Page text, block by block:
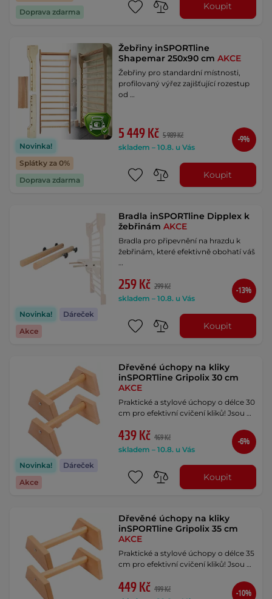
Doprava zdarma
Koupit
Novinka!
Splátky za 0%
Doprava zdarma
Žebřiny inSPORTline
Shapemar 250x90 cmAKCE
Žebřiny pro standardní místnosti,
profilovaný výřez zajišťující rozestup
od …
5 449 Kč 5 989 Kč
skladem – 10.8. u Vás
-9%
Koupit
Novinka!
Dáreček
Akce
Bradla inSPORTline Dipplex k
žebřinámAKCE
Bradla pro připevnění na hrazdu k
žebřinám, které efektivně obohatí váš
…
259 Kč 299 Kč
skladem – 10.8. u Vás
-13%
Koupit
Novinka!
Dáreček
Akce
Dřevěné úchopy na kliky
inSPORTline Gripolix 30 cm
AKCE
Praktické a stylové úchopy o délce 30
cm pro efektivní cvičení kliků! Jsou …
439 Kč 469 Kč
skladem – 10.8. u Vás
-6%
Koupit
Dřevěné úchopy na kliky
inSPORTline Gripolix 35 cm
AKCE
Praktické a stylové úchopy o délce 35
cm pro efektivní cvičení kliků! Jsou …
449 Kč 499 Kč
-10%